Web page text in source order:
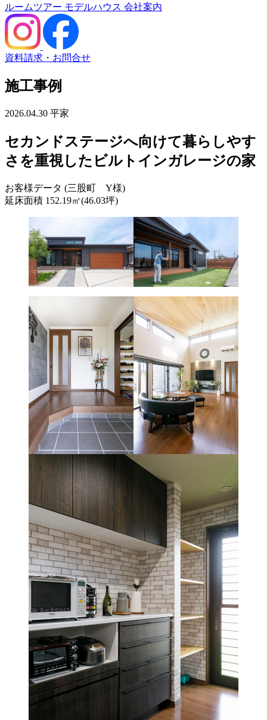
ルームツアー モデルハウス 会社案内
資料請求・お問合せ
施工事例
2026.04.30 平家
セカンドステージへ向けて暮らしやす
さを重視したビルトインガレージの家
お客様データ (三股町 Y様)
延床面積 152.19㎡(46.03坪)